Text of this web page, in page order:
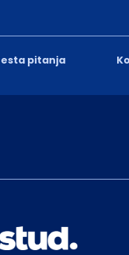
pitanja